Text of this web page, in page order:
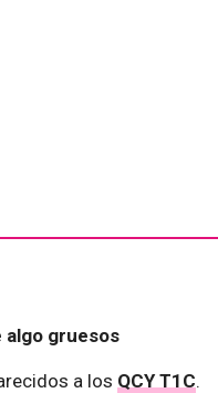
algo gruesos
a los QCY T1C.